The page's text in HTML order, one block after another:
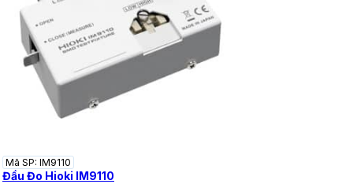
Mã SP: IM9110
Đầu Đo Hioki IM9110